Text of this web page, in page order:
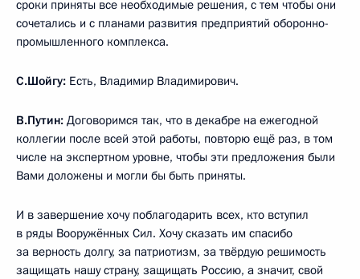
сроки приняты все необходимые решения, с тем чтобы они
сочетались и с планами развития предприятий оборонно-
промышленного комплекса.
С.Шойгу: Есть, Владимир Владимирович.
В.Путин: Договоримся так, что в декабре на ежегодной
коллегии после всей этой работы, повторю ещё раз, в том
числе на экспертном уровне, чтобы эти предложения были
Вами доложены и могли бы быть приняты.
И в завершение хочу поблагодарить всех, кто вступил
в ряды Вооружённых Сил. Хочу сказать им спасибо
за верность долгу, за патриотизм, за твёрдую решимость
защищать нашу страну, защищать Россию, а значит, свой